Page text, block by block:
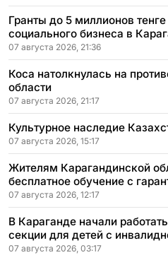
Гранты до 5 миллионов
социального бизнеса в
07 августа 2026, 21:36
Коса натолкнулась на
области
07 августа 2026, 21:17
Культурное наследие
07 августа 2026, 15:17
Жителям Карагандинской
бесплатное обучение с
07 августа 2026, 12:17
В Караганде начали
секции для детей с
07 августа 2026, 03:17